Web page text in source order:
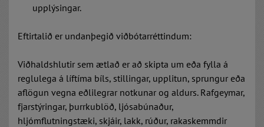
upplýsingar.
Eftirtalið er undanþegið viðbótarréttindum:
Viðhaldshlutir sem ætlað er að skipta um eða fylla á
reglulega á líftíma bíls, stillingar, upplitun, sprungur eða
aflögun vegna eðlilegrar notkunar og aldurs. Rafgeymar,
fjarstýringar, þurrkublöð, ljósabúnaður,
hljómflutningstæki, skjáir, lakk, rúður, rakaskemmdir